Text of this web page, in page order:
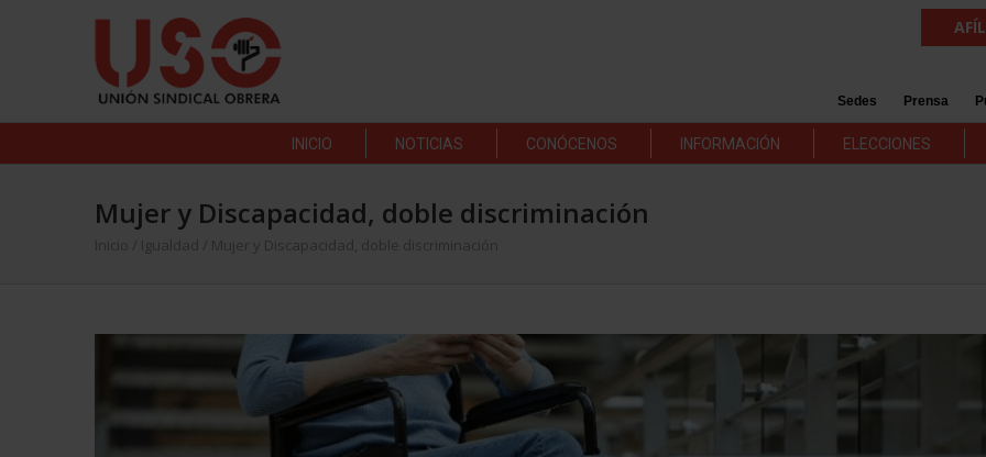
Sedes Prensa
INICIO NOTICIAS CONÓCENOS INFORMACIÓN ELECCIONES
Mujer y Discapacidad, doble discriminación
Inicio Igualdad Mujer y Discapacidad, doble discriminación